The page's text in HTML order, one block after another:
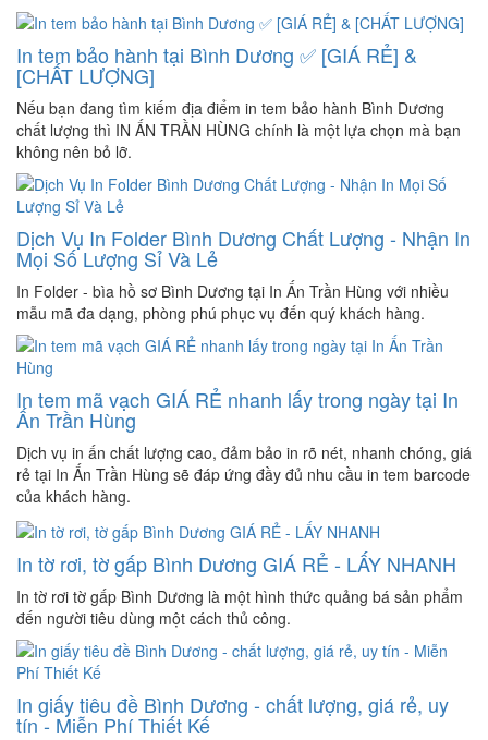
In tem bảo hành tại Bình Dương ✅ [GIÁ RẺ] &
[CHẤT LƯỢNG]
Nếu bạn đang tìm kiếm địa điểm in tem bảo hành Bình Dương
chất lượng thì IN ẤN TRẦN HÙNG chính là một lựa chọn mà bạn
không nên bỏ lỡ.
Dịch Vụ In Folder Bình Dương Chất Lượng - Nhận In
Mọi Số Lượng Sỉ Và Lẻ
In Folder - bìa hồ sơ Bình Dương tại In Ấn Trần Hùng với nhiều
mẫu mã đa dạng, phòng phú phục vụ đến quý khách hàng.
In tem mã vạch GIÁ RẺ nhanh lấy trong ngày tại In
Ấn Trần Hùng
Dịch vụ in ấn chất lượng cao, đảm bảo in rõ nét, nhanh chóng, giá
rẻ tại In Ấn Trần Hùng sẽ đáp ứng đầy đủ nhu cầu in tem barcode
của khách hàng.
In tờ rơi, tờ gấp Bình Dương GIÁ RẺ - LẤY NHANH
In tờ rơi tờ gấp Bình Dương là một hình thức quảng bá sản phẩm
đến người tiêu dùng một cách thủ công.
In giấy tiêu đề Bình Dương - chất lượng, giá rẻ, uy
tín - Miễn Phí Thiết Kế